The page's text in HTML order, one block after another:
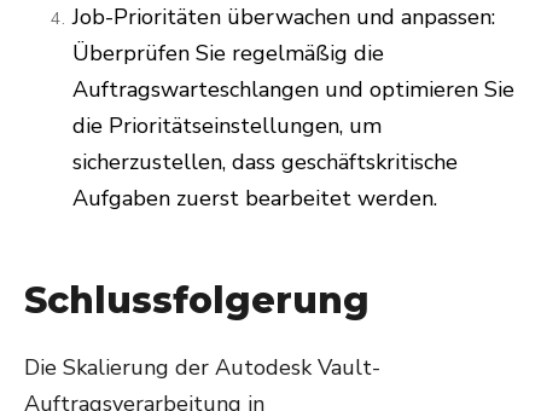
Job-Prioritäten überwachen und anpassen:
Überprüfen Sie regelmäßig die
Auftragswarteschlangen und optimieren Sie
die Prioritätseinstellungen, um
sicherzustellen, dass geschäftskritische
Aufgaben zuerst bearbeitet werden.
Schlussfolgerung
Die Skalierung der Autodesk Vault-
Auftragsverarbeitung in